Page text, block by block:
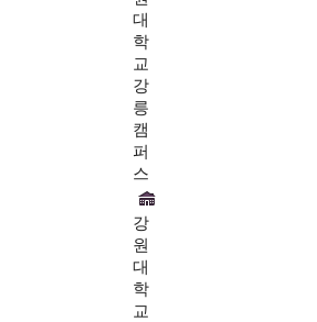
대
학
교
강
릉
캠
퍼
스
강
원
대
학
교